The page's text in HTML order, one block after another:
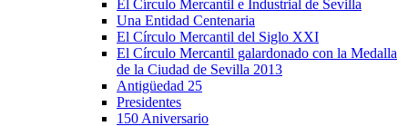
El Círculo Mercantil e Industrial de Sevilla
Una Entidad Centenaria
El Círculo Mercantil del Siglo XXI
El Círculo Mercantil galardonado con la Medalla
de la Ciudad de Sevilla 2013
Antigüedad 25
Presidentes
150 Aniversario